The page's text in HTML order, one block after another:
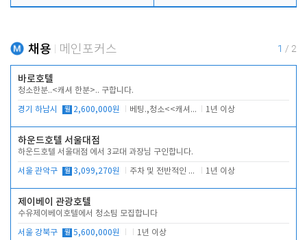
채용 메인포커스 1 / 2
바로호텔
청소한분..<캐셔 한분>.. 구합니다.
경기 하남시 월 2,600,000원 베팅.,청소<<캐셔 모셔봅니다. 1년 이상
하운드호텔 서울대점
하운드호텔 서울대점 에서 3교대 과장님 구인합니다.
서울 관악구 월 3,099,270원 주차 및 전반적인 당번업무 1년 이상
제이베이 관광호텔
수유제이베이호텔에서 청소팀 모집합니다
서울 강북구 월 5,600,000원 1년 이상